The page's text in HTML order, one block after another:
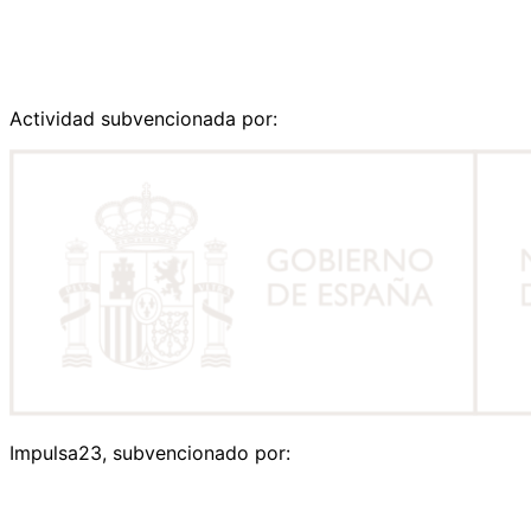
Actividad subvencionada por:
Impulsa23, subvencionado por: